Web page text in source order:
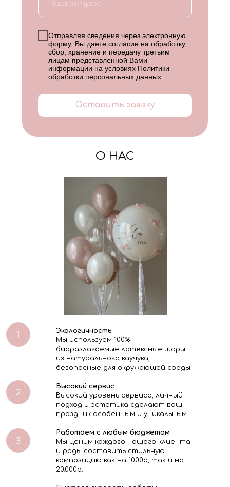
Отправляя сведения через электронную
форму, Вы даете согласие на обработку,
сбор, хранение и передачу третьим
лицам представленной Вами
информации на условиях Политики
обработки персональных данных
Оставить заявку
О НАС
Экологичность
Мы используем 100%
биоразлагаемые латексные шары
из натурального каучука,
безопасные для окружающей среды.
Высокий сервис
Высокий уровень сервиса, личный
подход и эстетика сделают ваш
праздник особенным и уникальным.
Работаем с любым бюджетом
Мы ценим каждого нашего клиента
и рады составить стильную
композицию как на 1000р, так и на
20.000р.